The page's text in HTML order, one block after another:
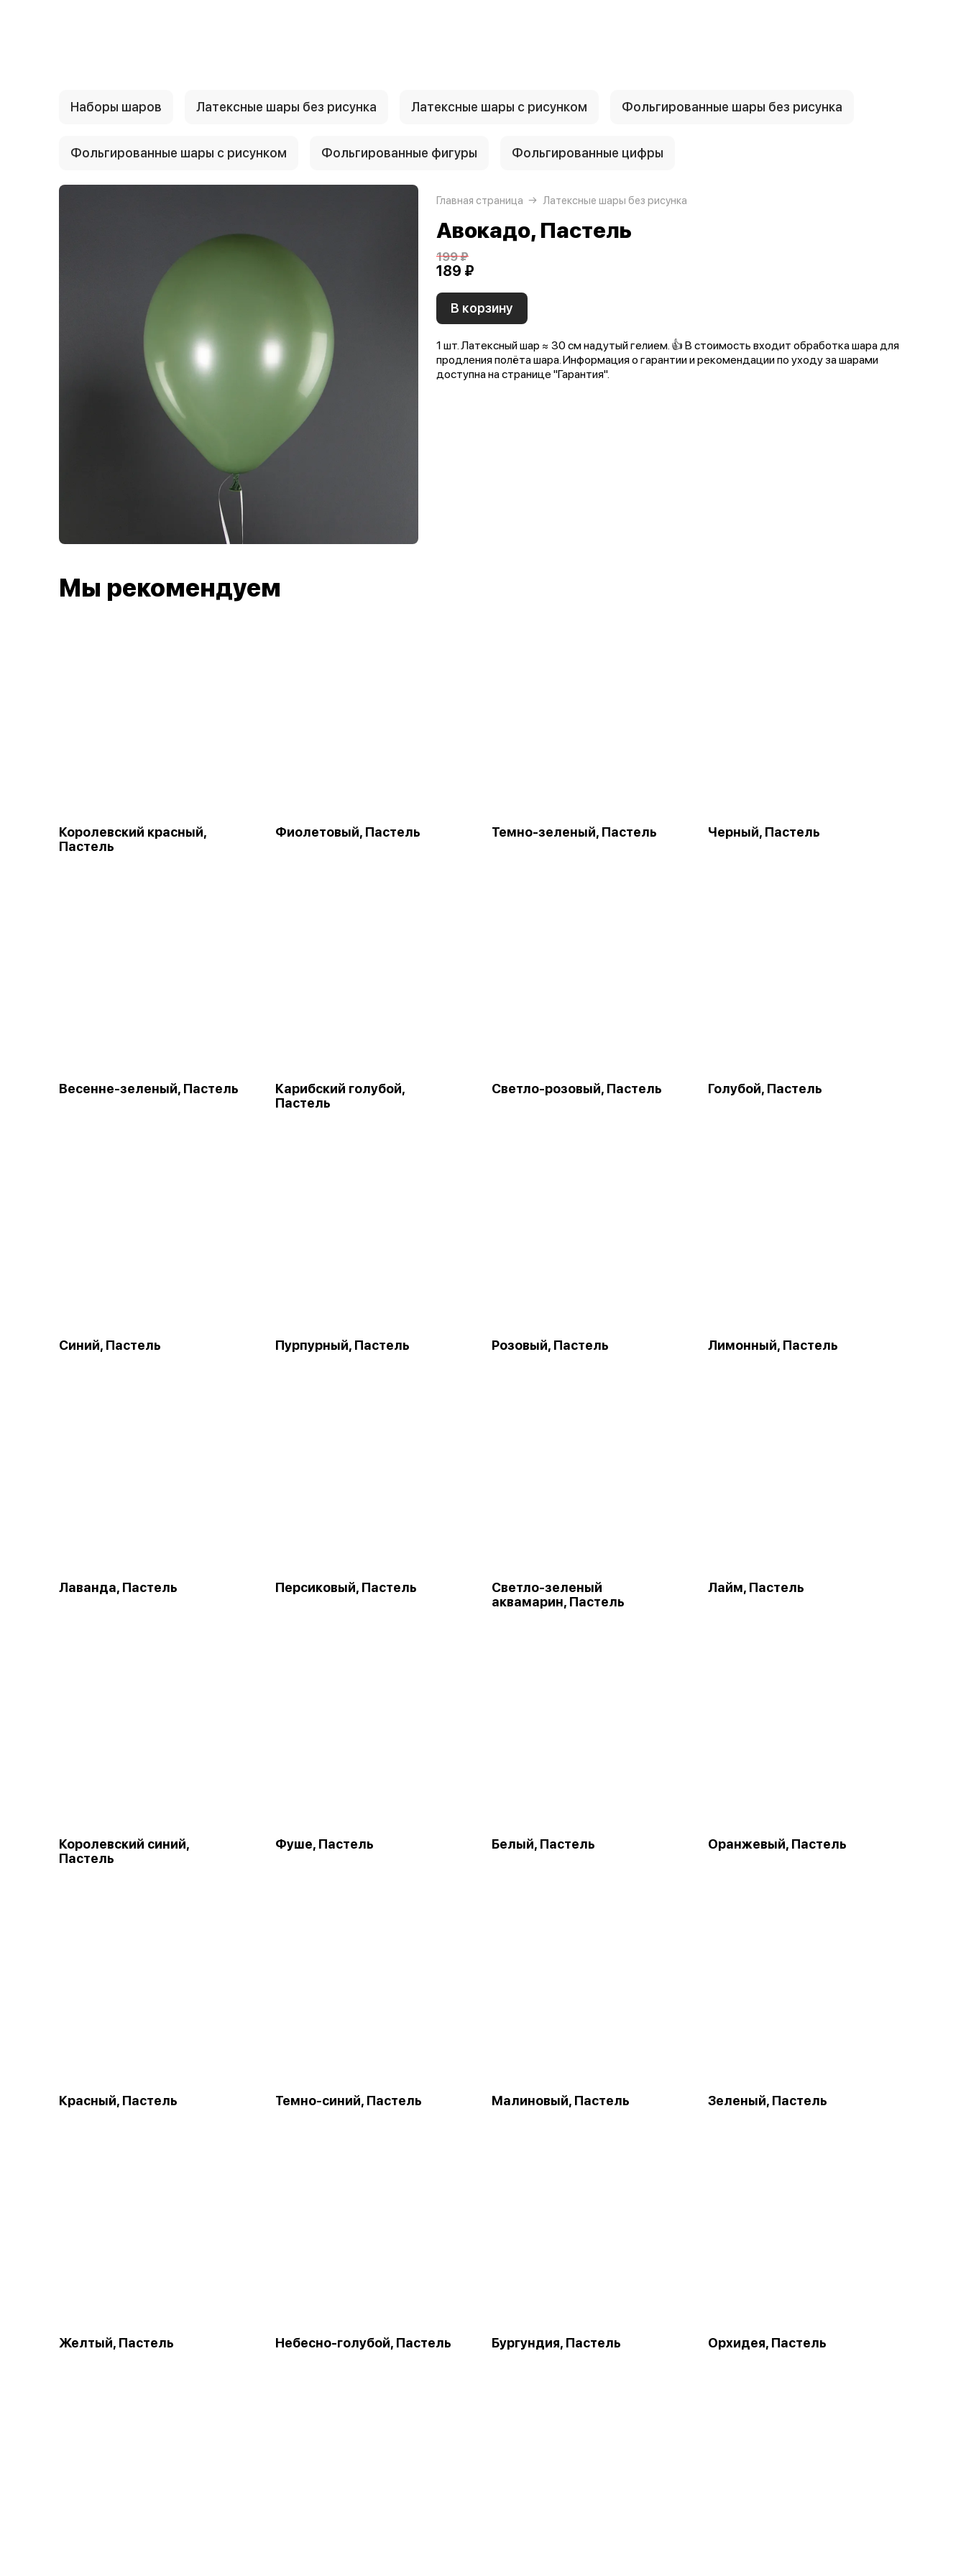
Наборы шаров Латексные шары без рисунка Латексные шары с рисунком Фольгированные шары без рисунка
Фольгированные шары с рисунком Фольгированные фигуры Фольгированные цифры
Главная страница Латексные шары без рисунка
Авокадо, Пастель
199 ₽
189 ₽
В корзину
1 шт. Латексный шар ≈ 30 см надутый гелием. 👍 В стоимость входит обработка шара для
продления полёта шара. Информация о гарантии и рекомендации по уходу за шарами
доступна на странице "Гарантия".
Мы рекомендуем
Королевский красный,
Пастель
Фиолетовый, Пастель Темно-зеленый, Пастель Черный, Пастель
Весенне-зеленый, Пастель
Карибский голубой,
Пастель
Светло-розовый, Пастель Голубой, Пастель
Синий, Пастель Пурпурный, Пастель Розовый, Пастель Лимонный, Пастель
Лаванда, Пастель Персиковый, Пастель
Светло-зеленый
аквамарин, Пастель
Лайм, Пастель
Королевский синий,
Пастель
Фуше, Пастель Белый, Пастель Оранжевый, Пастель
Красный, Пастель Темно-синий, Пастель Малиновый, Пастель Зеленый, Пастель
Желтый, Пастель Небесно-голубой, Пастель Бургундия, Пастель Орхидея, Пастель